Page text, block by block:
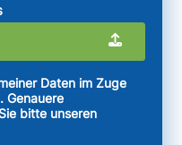
Daten im Zuge
Genauere
bitte unseren